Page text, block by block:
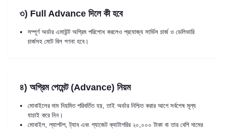
৩) Full Advance দিলে কী হবে
সম্পূর্ণ অর্ডার এমাউন্ট অগ্রিম পরিশোধ করলেও প্রযোজ্য সার্ভিস চার্জ ও ডেলিভারি
চার্জসহ মোট বিল গণনা হবে।
৪) অগ্রিম পেমেন্ট (Advance) নিয়ম
মোবাইলের দাম নিয়মিত পরিবর্তিত হয়, তাই অর্ডার নিশ্চিত করার আগে সর্বশেষ মূল্য
যাচাই করে নিন।
মোবাইল, ল্যাপটপ, ট্যাব এবং গ্যাজেট ক্যাটাগরির ২০,০০০ টাকা বা তার বেশি দামের